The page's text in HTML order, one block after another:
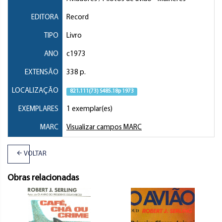
EDITORA Record
TIPO Livro
ANO c1973
EXTENSÃO 338 p.
LOCALIZAÇÃO 821.111(73) S485.18p 1973
EXEMPLARES 1 exemplar(es)
MARC Visualizar campos MARC
VOLTAR
Obras relacionadas